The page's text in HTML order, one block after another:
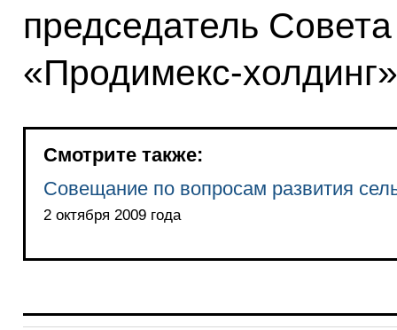
председатель
«Продимекс-холдинг»
Смотрите также:
Совещание по вопросам развития
2 октября 2009 года